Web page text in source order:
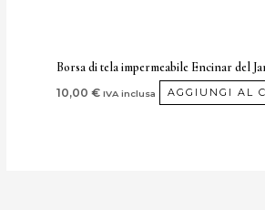
Borsa di tela impermeabile Encinar del
10,00€ IVA inclusa AGGIUNGI AL